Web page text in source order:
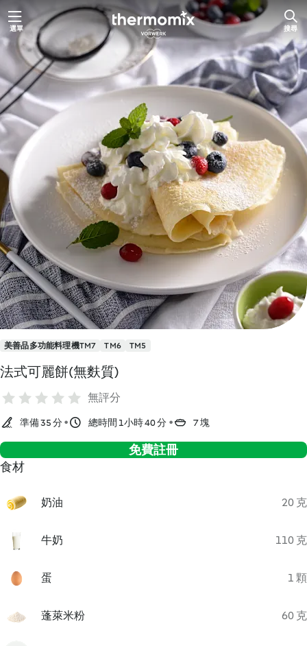
跳
至
主
內
容
選單 搜尋
美善品多功能料理機TM7 TM6 TM5
法式可麗餅(無麩質)
無評分
準備 35 分 總時間 1小時 40 分 7 塊
免費註冊
食材
奶油 20 克
牛奶 110 克
蛋 1 顆
蓬萊米粉 60 克